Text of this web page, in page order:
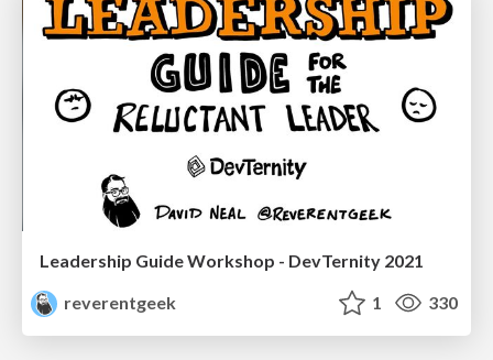
Leadership Guide Workshop - DevTernity 2021
reverentgeek
1 330